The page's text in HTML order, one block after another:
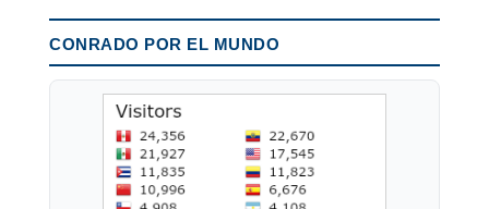
CONRADO POR EL MUNDO